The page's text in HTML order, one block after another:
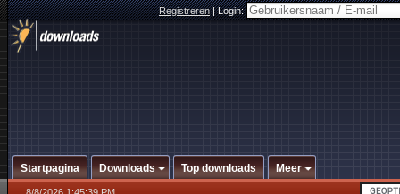
Registreren|Login:
Startpagina Downloads Top downloads Meer